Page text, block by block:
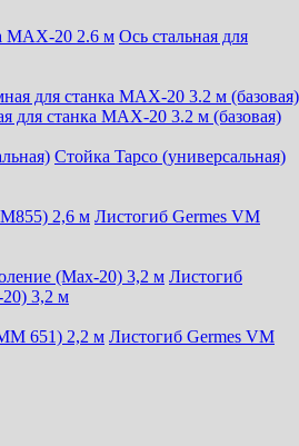
Ось стальная для
для станка MAX-20 3.2 м (базовая)
Стойка Tapco (универсальная)
Листогиб Germes VM
Листогиб
20) 3,2 м
Листогиб Germes VM